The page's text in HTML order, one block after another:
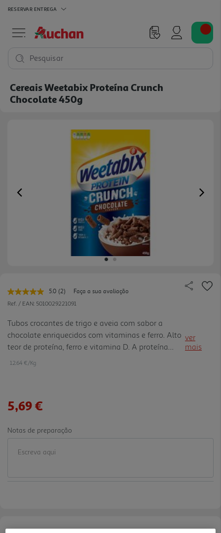
RESERVAR ENTREGA
Pesquisar
Cereais Weetabix Proteína Crunch
Chocolate 450g
Previous
5.0 Leu
2
Link
para
a
mesma
página.
(2)
Faça a sua avaliação
Ref. / EAN: 5010029221091
Tubos crocantes de trigo e aveia com sabor a
chocolate enriquecidos com vitaminas e ferro. Alto
teor de proteína, ferro e vitamina D. A proteína
contribui para a manutenção da massa muscular e
ver
mais
12.64 €/Kg
5,69 €
Notas de preparação